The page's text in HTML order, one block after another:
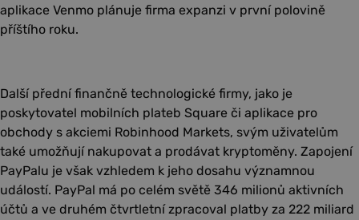
aplikace Venmo plánuje firma expanzi v první polovině
příštího roku.
Další přední finančně technologické firmy, jako je
poskytovatel mobilních plateb Square či aplikace pro
obchody s akciemi Robinhood Markets, svým uživatelům
také umožňují nakupovat a prodávat kryptoměny. Zapojení
PayPalu je však vzhledem k jeho dosahu významnou
událostí. PayPal má po celém světě 346 milionů aktivních
účtů a ve druhém čtvrtletní zpracoval platby za 222 miliard